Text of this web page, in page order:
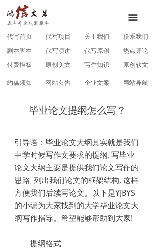
代写首页 代写项目 关于我们 联系我们
付费模板 原创美文 写作知识 原创软文
剧本脚本 代写演讲 代写原创 热点评论
约稿须知 网站公告 企业文案 网站导航
끀
毕业论文提纲怎么写？
引导语：毕业论文大纲其实就是我们
中学时候写作文要求的提纲. 写毕业
论文大纲主要是提供我们论文写作的
思路, 列出我们论文的框架结构, 这样
方便我们后续写论文。以下是YJBYS
的小编为大家找到的大学毕业论文大
纲写作指导。希望能够帮助到大家!
提纲格式